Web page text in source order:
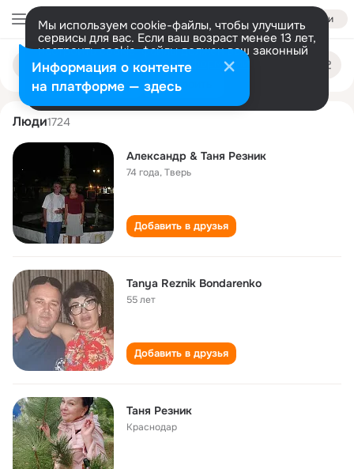
Войти
Мы используем cookie-файлы, чтобы улучшить
сервисы для вас. Если ваш возраст менее 13 лет,
настроить cookie-файлы должен ваш законный
представитель. Больше информации
Разрешить все Настроить
Поиск
людям
tanya reznik
Люди1724
Александр & Таня Резник
74 года,Тверь
Добавить в друзья
Tanya Reznik Bondarenko
55 лет
Добавить в друзья
Таня Резник
Краснодар
Информация о контенте
на платформе — здесь